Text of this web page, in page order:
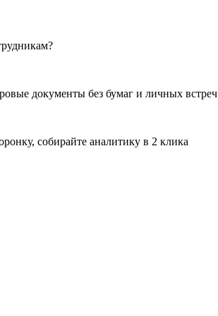
документы без бумаг и личных встреч
собирайте аналитику в 2 клика